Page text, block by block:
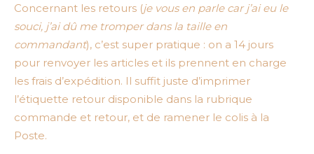
Concernant les retours (je vous en parle car j’ai eu le
souci, j’ai dû me tromper dans la taille en
commandant), c’est super pratique : on a 14 jours
pour renvoyer les articles et ils prennent en charge
les frais d’expédition. Il suffit juste d’imprimer
l’étiquette retour disponible dans la rubrique
commande et retour, et de ramener le colis à la
Poste.